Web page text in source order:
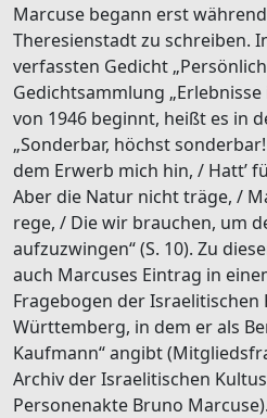
Marcuse begann erst
Theresienstadt zu schreiben.
verfassten Gedicht
Gedichtsammlung
von 1946 beginnt, heißt es in
„Sonderbar, höchst
dem Erwerb mich hin, / Hattʼ
Aber die Natur nicht träge, /
rege, / Die wir brauchen, um
aufzuzwingen“ (S. 10). Zu
auch Marcuses Eintrag in
Fragebogen der
Württemberg, in dem er als
Kaufmann“ angibt
Archiv der Israelitischen
Personenakte Bruno Marcuse).